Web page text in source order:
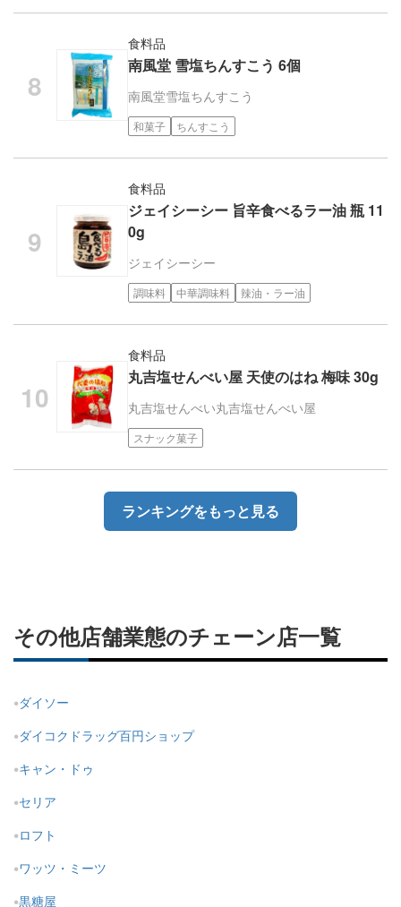
食料品
南風堂 雪塩ちんすこう 6個
南風堂雪塩ちんすこう
和菓子 ちんすこう
食料品
ジェイシーシー 旨辛食べるラー油 瓶 11
0g
ジェイシーシー
調味料 中華調味料 辣油・ラー油
食料品
丸吉塩せんべい屋 天使のはね 梅味 30g
丸吉塩せんべい丸吉塩せんべい屋
スナック菓子
ランキングをもっと見る
その他店舗業態のチェーン店一覧
ダイソー
ダイコクドラッグ百円ショップ
キャン・ドゥ
セリア
ロフト
ワッツ・ミーツ
黒糖屋